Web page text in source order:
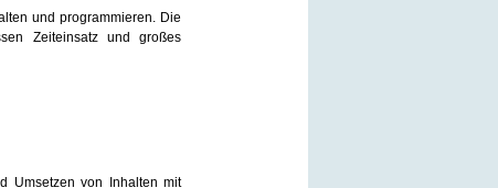
und programmieren. Die
Zeiteinsatz und großes
Umsetzen von Inhalten mit